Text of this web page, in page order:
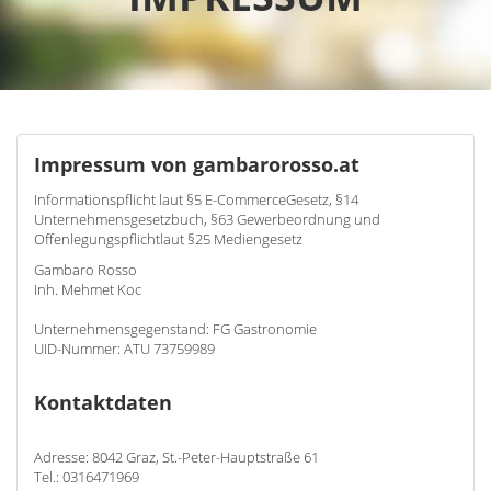
Impressum von gambarorosso.at
Informationspflicht laut §5 E-CommerceGesetz, §14
Unternehmensgesetzbuch, §63 Gewerbeordnung und
Offenlegungspflichtlaut §25 Mediengesetz
Gambaro Rosso
Inh. Mehmet Koc
Unternehmensgegenstand: FG Gastronomie
UID-Nummer: ATU 73759989
Kontaktdaten
Adresse: 8042 Graz, St.-Peter-Hauptstraße 61
Tel.: 0316471969